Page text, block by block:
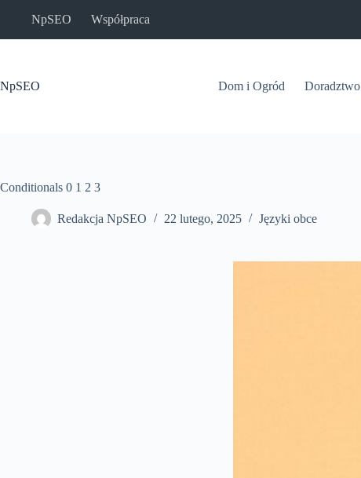
NpSEO Współpraca
NpSEO Dom i Ogród Doradztwo
Conditionals 0 1 2 3
Redakcja NpSEO 22 lutego, 2025 Języki obce